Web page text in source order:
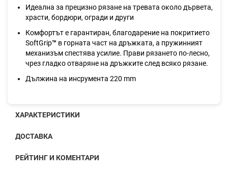
Идеална за прецизно рязане на тревата около дървета,
храсти, бордюри, огради и други
Комфортът е гарантиран, благодарение на покритието
SoftGrip™ в горната част на дръжката, а пружинният
механизъм спестява усилие. Прави рязането по-лесно,
чрез гладко отваряне на дръжките след всяко рязане.
Дължина на инсрумента 220 mm
ХАРАКТЕРИСТИКИ
ДОСТАВКА
РЕЙТИНГ И КОМЕНТАРИ